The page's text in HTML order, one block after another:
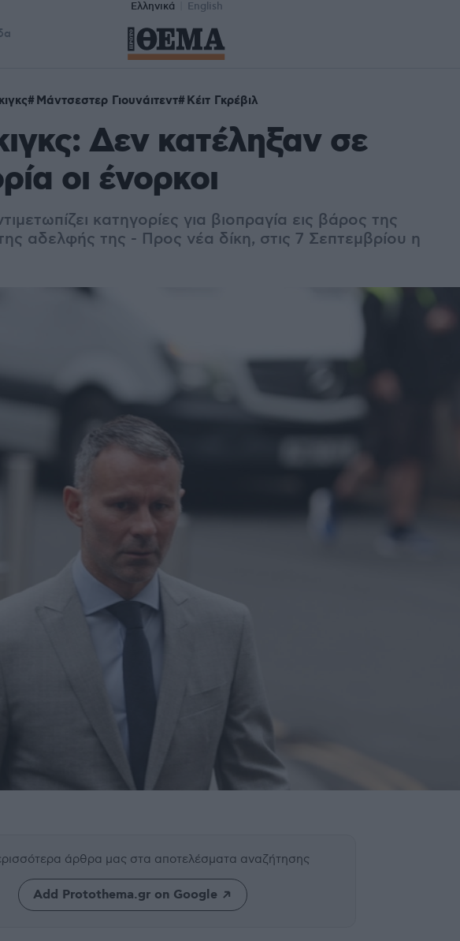
Ελληνικά English
Μάντσεστερ Γιουνάιτεντ Κέιτ Γκρέβιλ
Δεν κατέληξαν σε
οι ένορκοι
κατηγορίες για βιοπραγία εις βάρος της
αδελφής της - Προς νέα δίκη, στις 7 Σεπτεμβρίου η
άρθρα μας στα αποτελέσματα αναζήτησης
Add Protothema.gr on Google